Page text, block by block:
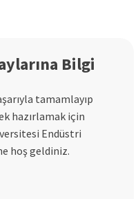
Bilgi
tamamlayıp
hazırlamak için
Endüstri
hoş geldiniz.